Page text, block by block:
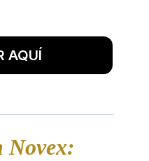
AQUÍ
Novex: